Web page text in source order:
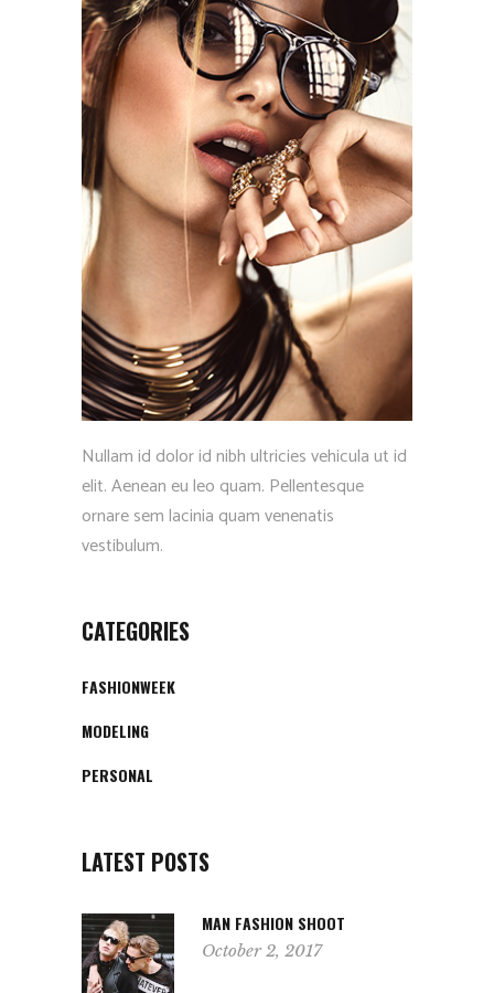
Nullam id dolor id nibh ultricies vehicula ut id
elit. Aenean eu leo quam. Pellentesque
ornare sem lacinia quam venenatis
vestibulum.
CATEGORIES
FASHIONWEEK
MODELING
PERSONAL
LATEST POSTS
MAN FASHION SHOOT
October 2, 2017